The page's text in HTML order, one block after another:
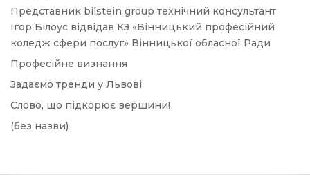
Представник bilstein group технічний консультант
Ігор Білоус відвідав КЗ «Вінницький професійний
коледж сфери послуг» Вінницької обласної Ради
Професійне визнання
Задаємо тренди у Львові
Слово, що підкорює вершини!
(без назви)